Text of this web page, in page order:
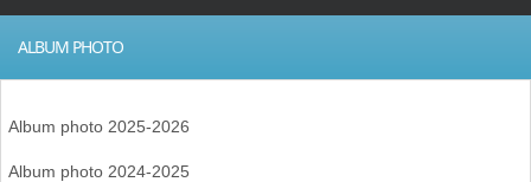
ALBUM PHOTO
Album photo 2025-2026
Album photo 2024-2025